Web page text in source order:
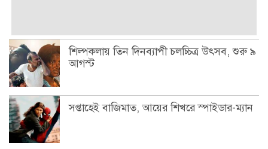
শিল্পকলায় তিন দিনব্যাপী চলচ্চিত্র উৎসব, শুরু ৯
আগস্ট
সপ্তাহেই বাজিমাত, আয়ের শিখরে স্পাইডার-ম্যান